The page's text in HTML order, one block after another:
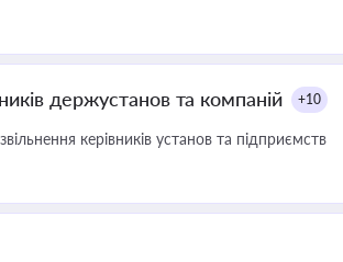
держустанов та компаній +10
керівників установ та підприємств